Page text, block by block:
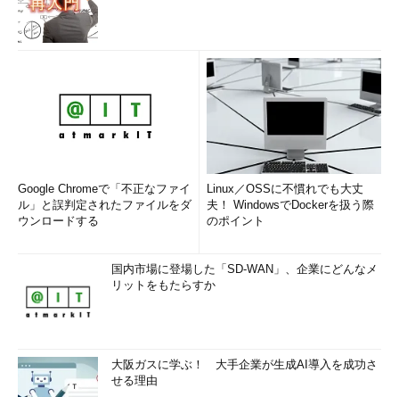
Google Chromeで「不正なファイ
ル」と誤判定されたファイルをダ
ウンロードする
Linux／OSSに不慣れでも大丈
夫！ WindowsでDockerを扱う際
のポイント
国内市場に登場した「SD-WAN」、企業にどんなメ
リットをもたらすか
大阪ガスに学ぶ！ 大手企業が生成AI導入を成功さ
せる理由